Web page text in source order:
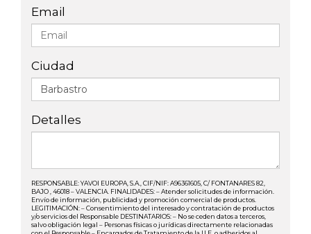
Email
Ciudad
Detalles
RESPONSABLE: YAVOI EUROPA, S.A., CIF/NIF: A96361605, C/ FONTANARES 82,
BAJO , 46018 – VALENCIA. FINALIDADES: – Atender solicitudes de información.
Envío de información, publicidad y promoción comercial de productos.
LEGITIMACIÓN: – Consentimiento del interesado y contratación de productos
y/o servicios del Responsable DESTINATARIOS: – No se ceden datos a terceros,
salvo obligación legal – Personas físicas o jurídicas directamente relacionadas